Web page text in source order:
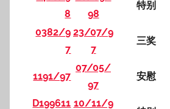
8
98
特别
0382/9
7
23/07/9
7
三奖
1191/97
07/05/
97
安慰
D199611 10/11/9